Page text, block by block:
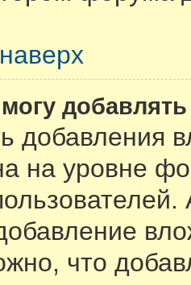
добавления
на уровне
что